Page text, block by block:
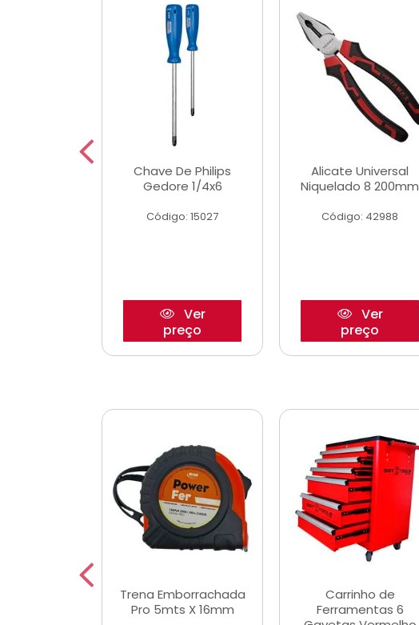
Chave De Philips
Gedore 1/4x6
Código: 15027
Ver
preço
Alicate Universal
Niquelado 8 200mm
Código: 42988
Ver
preço
Trena Emborrachada
Pro 5mts X 16mm
Carrinho de
Ferramentas 6